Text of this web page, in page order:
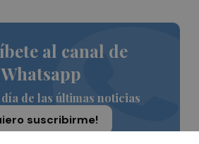
al canal de
Whatsapp
de las últimas noticias
suscribirme!